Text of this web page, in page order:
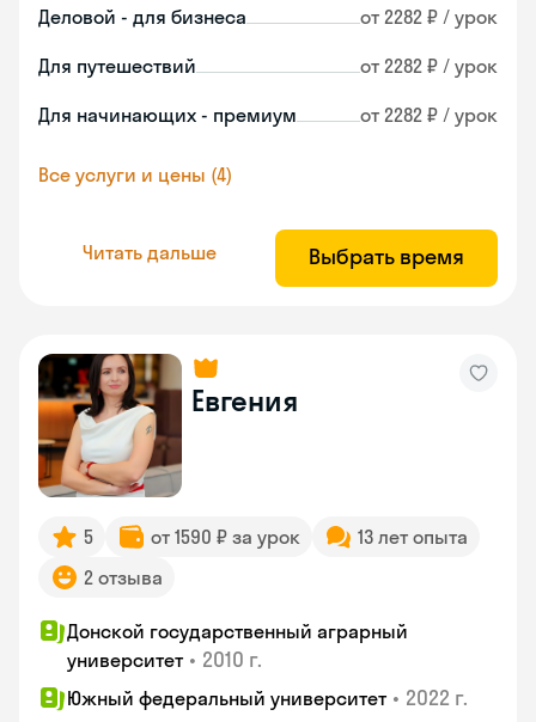
Деловой - для бизнеса от 2282 ₽ / урок
Для путешествий от 2282 ₽ / урок
Для начинающих - премиум от 2282 ₽ / урок
Все услуги и цены (4)
Читать дальше Выбрать время
Евгения
5 от 1590 ₽ за урок
13 лет опыта
2 отзыва
Донской государственный аграрный
университет • 2010 г.
Южный федеральный университет • 2022 г.